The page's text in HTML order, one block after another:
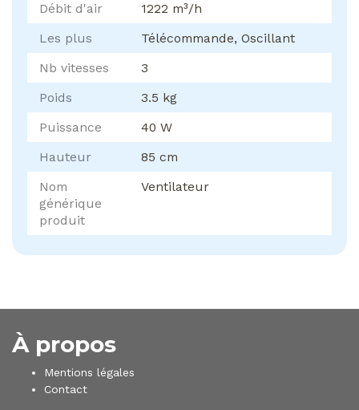
Débit d'air
1222 m³/h
Les plus
Télécommande, Oscillant
Nb vitesses
3
Poids
3.5 kg
Puissance
40 W
Hauteur
85 cm
Nom
générique
produit
Ventilateur
À propos
Mentions légales
Contact